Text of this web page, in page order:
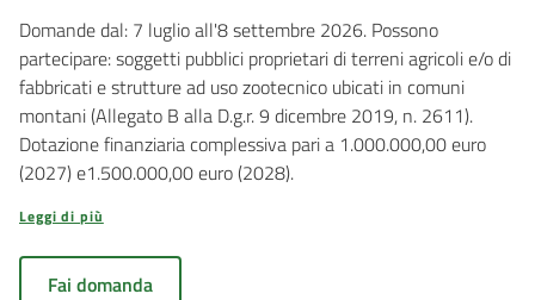
Domande dal: 7 luglio all'8 settembre 2026. Possono
partecipare: soggetti pubblici proprietari di terreni agricoli e/o di
fabbricati e strutture ad uso zootecnico ubicati in comuni
montani (Allegato B alla D.g.r. 9 dicembre 2019, n. 2611).
Dotazione finanziaria complessiva pari a 1.000.000,00 euro
(2027) e1.500.000,00 euro (2028).
Leggi di più
Fai domanda